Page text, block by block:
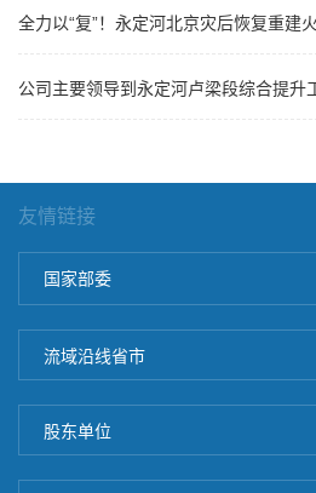
全力以“复”！永定河北京灾后恢复重建
公司主要领导到永定河卢梁段综合提升
友情链接
国家部委
流域沿线省市
股东单位